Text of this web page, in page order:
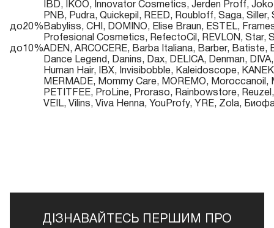
IBD, IKOO, Innovator Cosmetics, Jerden Proff,
PNB, Pudra, Quickepil, REED, Roubloff, Saga,
до20% Babyliss, CHI, DOMINO, Elise Braun, ESTEL,
Profesional Cosmetics, RefectoCil, REVLON,
до10%ADEN, ARCOCERE, Barba Italiana, Barber,
Dance Legend, Danins, Dax, DELICA, Denman,
Human Hair, IBX, Invisibobble, Kaleidoscope,
MERMADE, Mommy Care, MOREMO, Moroccanoil,
PETITFEE, ProLine, Proraso, Rainbowstore,
VEIL, Vilins, Viva Henna, YouProfy, YRE, Zola,
ДІЗНАВАЙТЕСЬ ПЕРШИМ ПРО